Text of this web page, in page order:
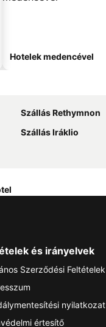
Hotelek medencével
Szállás Rethymnon
Szállás Iráklio
és irányelvek
Szerződési Feltételek
nyilatkozat
értesítő